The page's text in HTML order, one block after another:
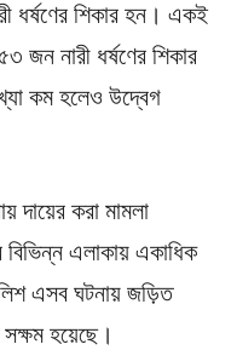
ধর্ষণের শিকার হন। একই
জন নারী ধর্ষণের শিকার
কম হলেও উদ্বেগ
দায়ের করা মামলা
বিভিন্ন এলাকায় একাধিক
এসব ঘটনায় জড়িত
হয়েছে।